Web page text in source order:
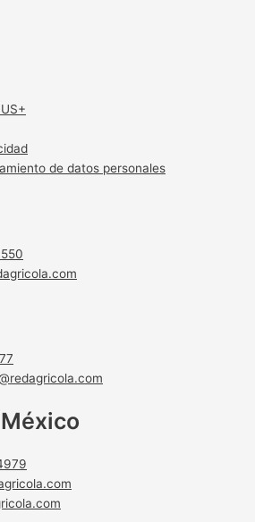
de datos personales